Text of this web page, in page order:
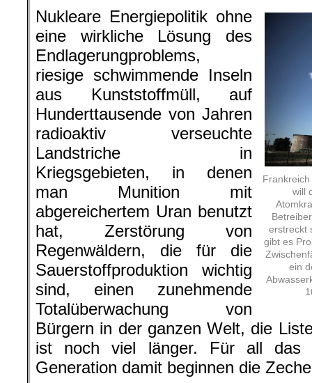
will
erstreckt
gibt es
ein
Nukleare Energiepolitik ohne
eine wirkliche Lösung des
Endlagerungproblems,
riesige schwimmende Inseln
aus Kunststoffmüll, auf
Hunderttausende von Jahren
radioaktiv verseuchte
Landstriche in
Kriegsgebieten, in denen
man Munition mit
abgereichertem Uran benutzt
hat, Zerstörung von
Regenwäldern, die für die
Sauerstoffproduktion wichtig
sind, einen zunehmende
Totalüberwachung von
Bürgern in der ganzen Welt, die
ist noch viel länger. Für all das
Generation damit beginnen die